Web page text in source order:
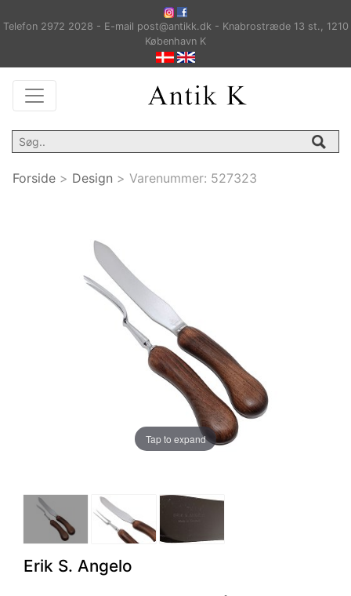
Telefon 2972 2028 - E-mail post@antikk.dk - Knabrostræde 13 st., 1210
København K
Forside > Design > Varenummer: 527323
Tap to expand
Erik S. Angelo